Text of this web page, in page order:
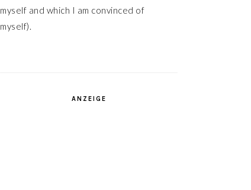
myself and which I am convinced of
myself).
ANZEIGE